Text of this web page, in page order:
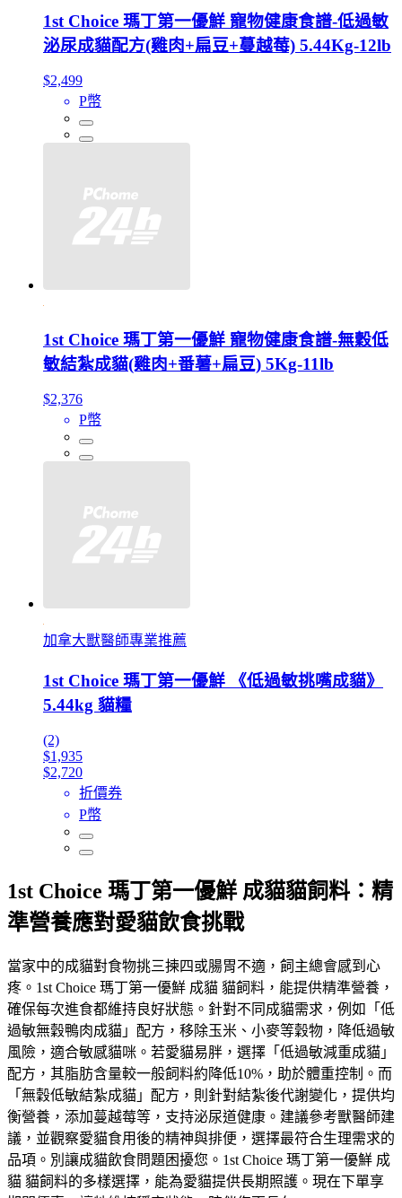
1st Choice 瑪丁第一優鮮 寵物健康食譜-低過敏
泌尿成貓配方(雞肉+扁豆+蔓越莓) 5.44Kg-12lb
$2,499
P幣
1st Choice 瑪丁第一優鮮 寵物健康食譜-無穀低
敏結紮成貓(雞肉+番薯+扁豆) 5Kg-11lb
$2,376
P幣
加拿大獸醫師專業推薦
1st Choice 瑪丁第一優鮮 《低過敏挑嘴成貓》
5.44kg 貓糧
(2)
$1,935
$2,720
折價券
P幣
1st Choice 瑪丁第一優鮮 成貓貓飼料：精
準營養應對愛貓飲食挑戰
當家中的成貓對食物挑三揀四或腸胃不適，飼主總會感到心
疼。1st Choice 瑪丁第一優鮮 成貓 貓飼料，能提供精準營養，
確保每次進食都維持良好狀態。針對不同成貓需求，例如「低
過敏無穀鴨肉成貓」配方，移除玉米、小麥等穀物，降低過敏
風險，適合敏感貓咪。若愛貓易胖，選擇「低過敏減重成貓」
配方，其脂肪含量較一般飼料約降低10%，助於體重控制。而
「無穀低敏結紮成貓」配方，則針對結紮後代謝變化，提供均
衡營養，添加蔓越莓等，支持泌尿道健康。建議參考獸醫師建
議，並觀察愛貓食用後的精神與排便，選擇最符合生理需求的
品項。別讓成貓飲食問題困擾您。1st Choice 瑪丁第一優鮮 成
貓 貓飼料的多樣選擇，能為愛貓提供長期照護。現在下單享